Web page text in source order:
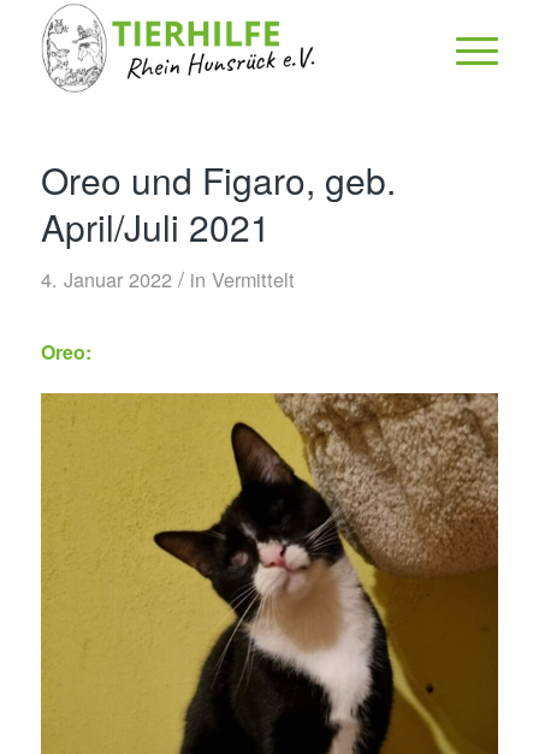
Oreo und Figaro, geb.
April/Juli 2021
4. Januar 2022 / in Vermittelt
Oreo: